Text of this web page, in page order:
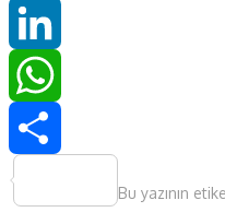
Twitter
LinkedIn
WhatsApp
Bu yazının